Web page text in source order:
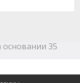
основании 35